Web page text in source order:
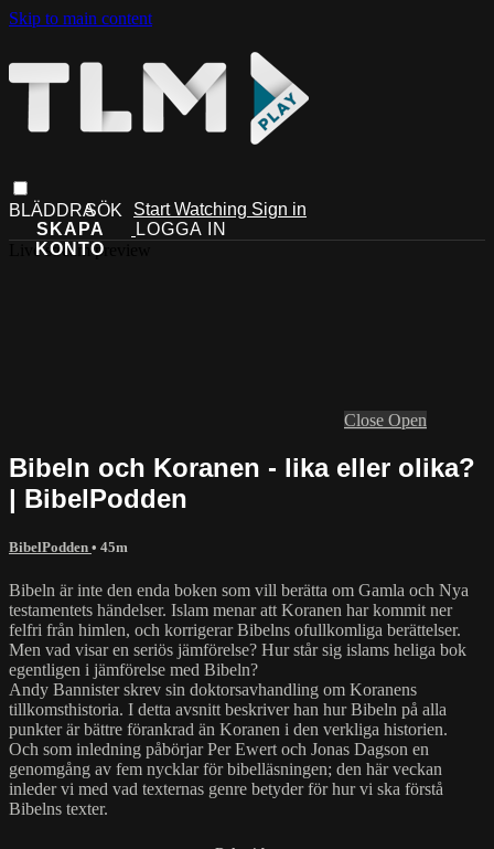
Skip to main content
Start Watching Sign in
Live stream preview
Close Open
Bibeln och Koranen - lika eller olika?
| BibelPodden
BibelPodden • 45m
Bibeln är inte den enda boken som vill berätta om Gamla och Nya
testamentets händelser. Islam menar att Koranen har kommit ner
felfri från himlen, och korrigerar Bibelns ofullkomliga berättelser.
Men vad visar en seriös jämförelse? Hur står sig islams heliga bok
egentligen i jämförelse med Bibeln?
Andy Bannister skrev sin doktorsavhandling om Koranens
tillkomsthistoria. I detta avsnitt beskriver han hur Bibeln på alla
punkter är bättre förankrad än Koranen i den verkliga historien.
Och som inledning påbörjar Per Ewert och Jonas Dagson en
genomgång av fem nycklar för bibelläsningen; den här veckan
inleder vi med vad texternas genre betyder för hur vi ska förstå
Bibelns texter.